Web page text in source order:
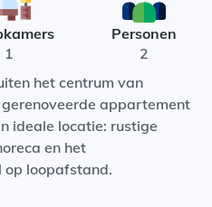
1
Personen
2
het centrum van
appartement
ideale locatie: rustige
en het
op loopafstand.